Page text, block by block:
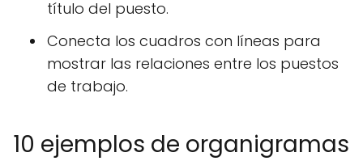
título del puesto.
Conecta los cuadros con líneas para
mostrar las relaciones entre los puestos
de trabajo.
10 ejemplos de organigramas